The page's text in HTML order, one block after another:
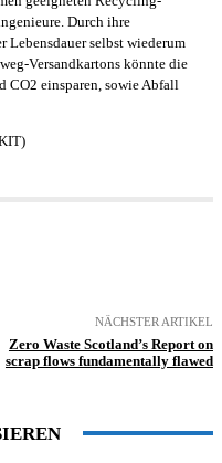
Durch ihre
Lebensdauer selbst wiederum
Versandkartons könnte die
CO2 einsparen, sowie Abfall
NÄCHSTER ARTIKEL
Zero Waste Scotland’s Report on
scrap flows fundamentally flawed